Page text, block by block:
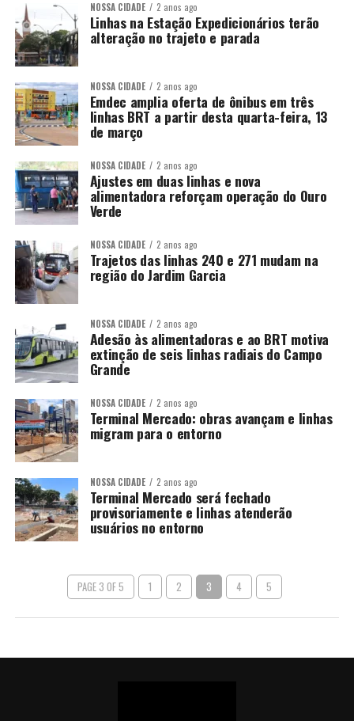
NOSSA CIDADE 2 anos ago
Linhas na Estação Expedicionários terão
alteração no trajeto e parada
NOSSA CIDADE 2 anos ago
Emdec amplia oferta de ônibus em três
linhas BRT a partir desta quarta-feira, 13
de março
NOSSA CIDADE 2 anos ago
Ajustes em duas linhas e nova
alimentadora reforçam operação do Ouro
Verde
NOSSA CIDADE 2 anos ago
Trajetos das linhas 240 e 271 mudam na
região do Jardim Garcia
NOSSA CIDADE 2 anos ago
Adesão às alimentadoras e ao BRT motiva
extinção de seis linhas radiais do Campo
Grande
NOSSA CIDADE 2 anos ago
Terminal Mercado: obras avançam e linhas
migram para o entorno
NOSSA CIDADE 2 anos ago
Terminal Mercado será fechado
provisoriamente e linhas atenderão
usuários no entorno
PAGE 3 OF 5 1 2 3 4 5